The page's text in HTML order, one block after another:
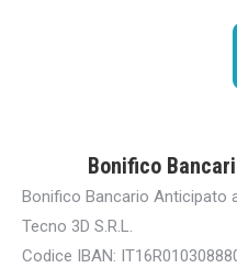
Bonifico
Bonifico Bancario Anticipato
Tecno 3D S.R.L.
Codice IBAN: